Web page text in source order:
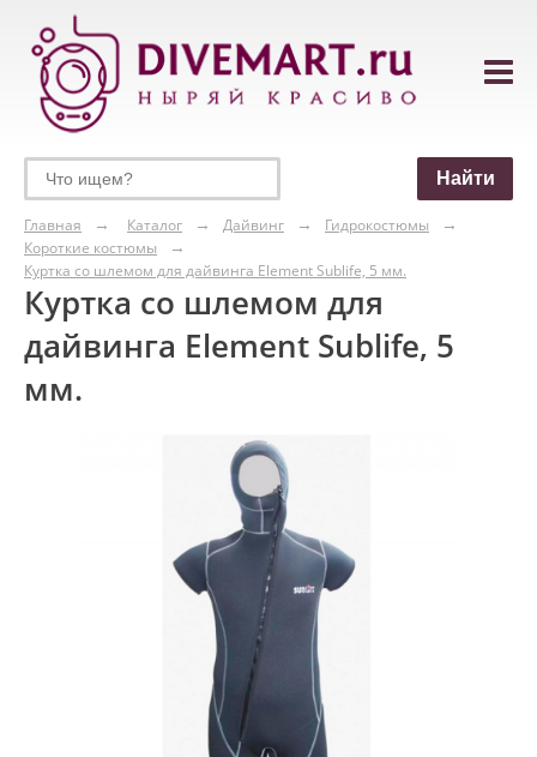
Главная Каталог Дайвинг
Гидрокостюмы
Короткие костюмы
Куртка со шлемом для дайвинга Element Sublife, 5 мм.
Куртка со шлемом для
дайвинга Element Sublife, 5
мм.